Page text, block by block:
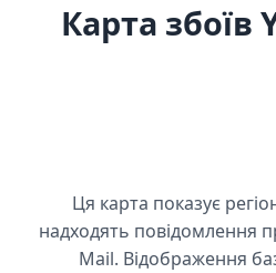
Карта збоїв
Ця карта показує
надходять повідомлення
Mail. Відображення